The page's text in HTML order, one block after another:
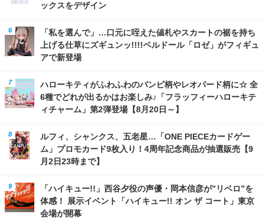
ックスをデザイン
「私を選んで」…口元に咥えた値札やスカートの裾を持ち
上げる仕草にズギュンッ!!!!ベルドール「ロゼ」がフィギュ
アで新登場
ハローキティがふわふわのバンビ柄やレオパード柄に☆ 全
6種でどれが出るかはお楽しみ♪「フラッフィーハローキテ
ィチャーム」第2弾登場【8月20日～】
ルフィ、シャンクス、五老星…「ONE PIECEカードゲー
ム」プロモカード9枚入り！4周年記念商品が抽選販売【9
月2日23時まで】
「ハイキュー!!」西谷夕役の声優・岡本信彦が”リベロ”を
体感！ 展示イベント「ハイキュー!! オン ザ コート」東京
会場が開幕